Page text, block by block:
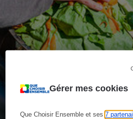
Gérer mes cookies
Que Choisir Ensemble et ses7